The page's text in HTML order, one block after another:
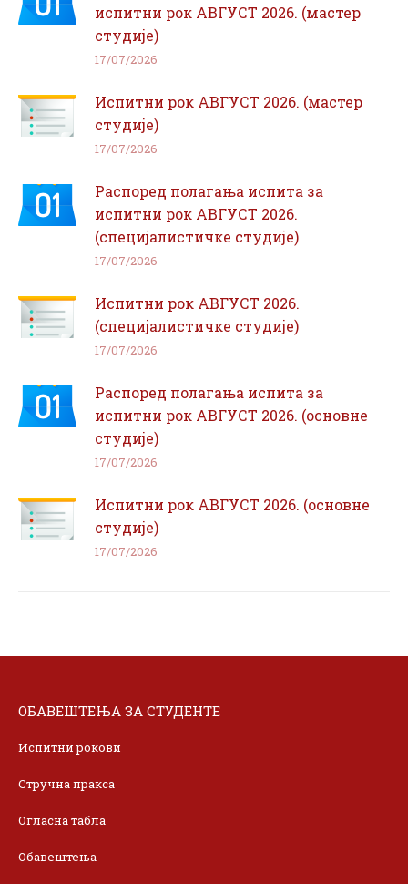
испитни рок АВГУСТ 2026. (мастер
студије)
17/07/2026
Испитни рок АВГУСТ 2026. (мастер
студије)
17/07/2026
Распоред полагања испита за
испитни рок АВГУСТ 2026.
(специјалистичке студије)
17/07/2026
Испитни рок АВГУСТ 2026.
(специјалистичке студије)
17/07/2026
Распоред полагања испита за
испитни рок АВГУСТ 2026. (основне
студије)
17/07/2026
Испитни рок АВГУСТ 2026. (основне
студије)
17/07/2026
ОБАВЕШТЕЊА ЗА СТУДЕНТЕ
Испитни рокови
Стручна пракса
Огласна табла
Обавештења